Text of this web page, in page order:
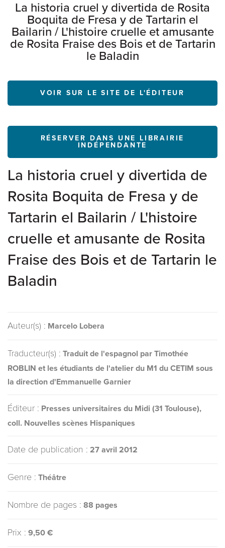
La historia cruel y divertida de Rosita
Boquita de Fresa y de Tartarin el
Bailarin / L'histoire cruelle et amusante
de Rosita Fraise des Bois et de Tartarin
le Baladin
VOIR SUR LE SITE DE L'ÉDITEUR
RÉSERVER DANS UNE LIBRAIRIE
INDÉPENDANTE
La historia cruel y divertida de
Rosita Boquita de Fresa y de
Tartarin el Bailarin / L'histoire
cruelle et amusante de Rosita
Fraise des Bois et de Tartarin le
Baladin
Auteur(s) : Marcelo Lobera
Traducteur(s) : Traduit de l'espagnol par Timothée
ROBLIN et les étudiants de l'atelier du M1 du CETIM sous
la direction d'Emmanuelle Garnier
Éditeur : Presses universitaires du Midi (31 Toulouse),
coll. Nouvelles scènes Hispaniques
Date de publication : 27 avril 2012
Genre : Théâtre
Nombre de pages : 88 pages
Prix : 9,50 €